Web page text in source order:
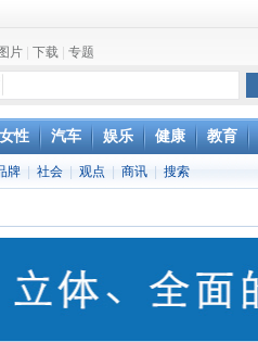
Hachette所有图书订单
片 下载 专题
女性 汽车 娱乐 健康 教育
牌 社会 观点 商讯 搜索